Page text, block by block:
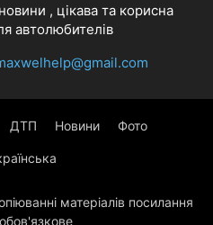
, цікава та корисна
автолюбителів
ДТП Новини Фото
матеріалів посилання